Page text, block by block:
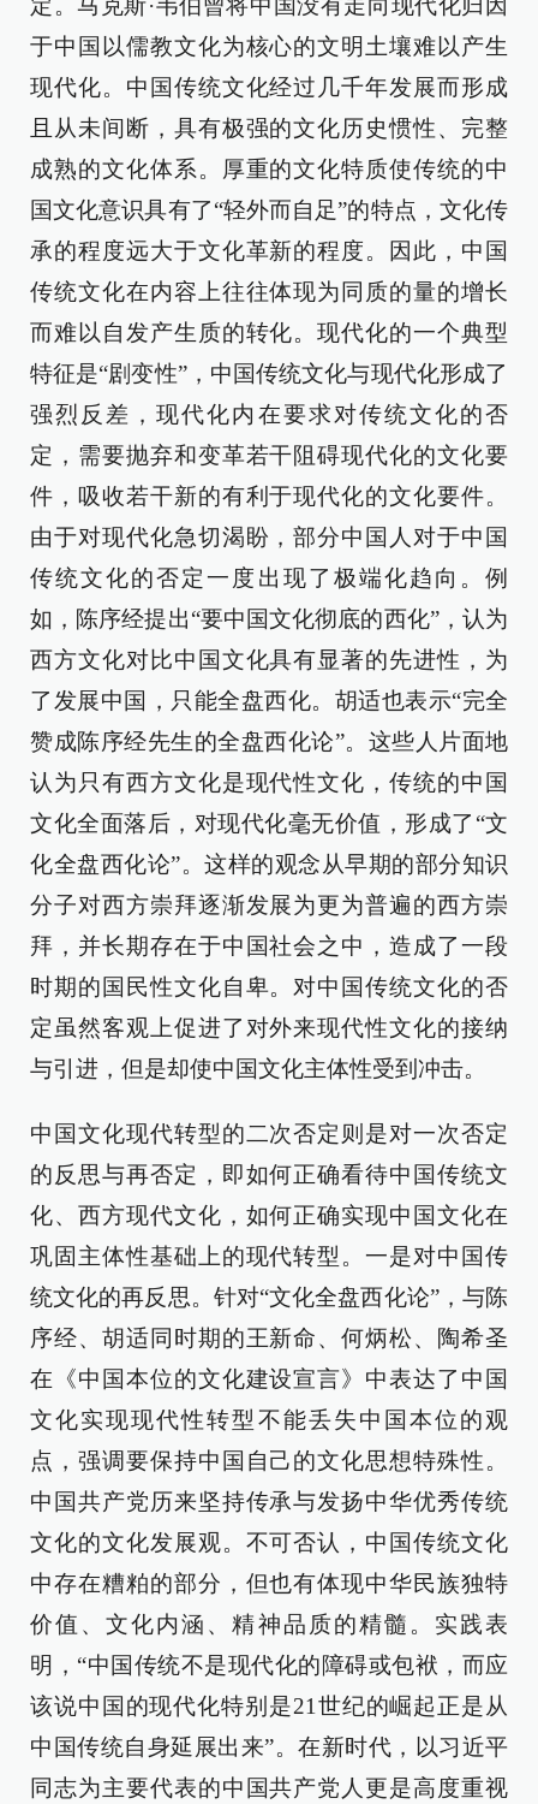
定。马克斯·韦伯曾将中国没有走向现代化归因
于中国以儒教文化为核心的文明土壤难以产生
现代化。中国传统文化经过几千年发展而形成
且从未间断，具有极强的文化历史惯性、完整
成熟的文化体系。厚重的文化特质使传统的中
国文化意识具有了“轻外而自足”的特点，文化传
承的程度远大于文化革新的程度。因此，中国
传统文化在内容上往往体现为同质的量的增长
而难以自发产生质的转化。现代化的一个典型
特征是“剧变性”，中国传统文化与现代化形成了
强烈反差，现代化内在要求对传统文化的否
定，需要抛弃和变革若干阻碍现代化的文化要
件，吸收若干新的有利于现代化的文化要件。
由于对现代化急切渴盼，部分中国人对于中国
传统文化的否定一度出现了极端化趋向。例
如，陈序经提出“要中国文化彻底的西化”，认为
西方文化对比中国文化具有显著的先进性，为
了发展中国，只能全盘西化。胡适也表示“完全
赞成陈序经先生的全盘西化论”。这些人片面地
认为只有西方文化是现代性文化，传统的中国
文化全面落后，对现代化毫无价值，形成了“文
化全盘西化论”。这样的观念从早期的部分知识
分子对西方崇拜逐渐发展为更为普遍的西方崇
拜，并长期存在于中国社会之中，造成了一段
时期的国民性文化自卑。对中国传统文化的否
定虽然客观上促进了对外来现代性文化的接纳
与引进，但是却使中国文化主体性受到冲击。
中国文化现代转型的二次否定则是对一次否定
的反思与再否定，即如何正确看待中国传统文
化、西方现代文化，如何正确实现中国文化在
巩固主体性基础上的现代转型。一是对中国传
统文化的再反思。针对“文化全盘西化论”，与陈
序经、胡适同时期的王新命、何炳松、陶希圣
在《中国本位的文化建设宣言》中表达了中国
文化实现现代性转型不能丢失中国本位的观
点，强调要保持中国自己的文化思想特殊性。
中国共产党历来坚持传承与发扬中华优秀传统
文化的文化发展观。不可否认，中国传统文化
中存在糟粕的部分，但也有体现中华民族独特
价值、文化内涵、精神品质的精髓。实践表
明，“中国传统不是现代化的障碍或包袱，而应
该说中国的现代化特别是21世纪的崛起正是从
中国传统自身延展出来”。在新时代，以习近平
同志为主要代表的中国共产党人更是高度重视